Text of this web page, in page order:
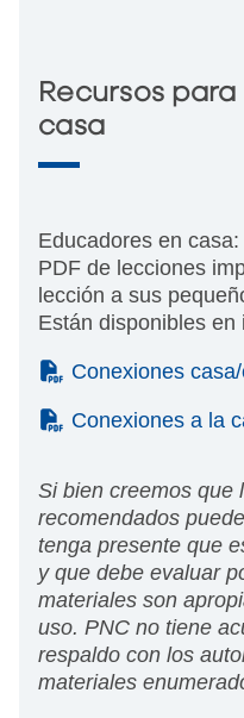
Recursos
casa
Educadores en
PDF de lecciones
lección a sus
Están disponibles en
(PDF)
Conexiones
(PDF)
Conexiones a la
Si bien creemos que
recomendados
tenga presente que
y que debe evaluar
materiales son
uso. PNC no tiene
respaldo con los
materiales